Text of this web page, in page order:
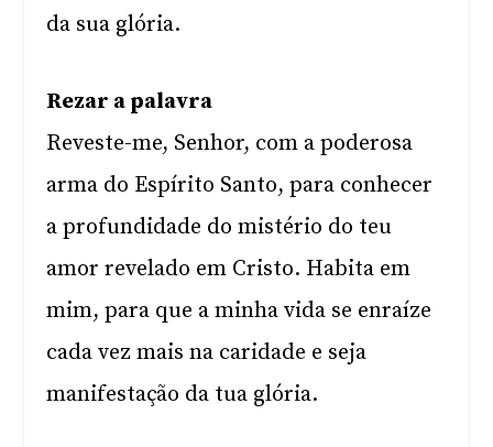
da sua glória.
Rezar a palavra
Reveste-me, Senhor, com a poderosa
arma do Espírito Santo, para conhecer
a profundidade do mistério do teu
amor revelado em Cristo. Habita em
mim, para que a minha vida se enraíze
cada vez mais na caridade e seja
manifestação da tua glória.